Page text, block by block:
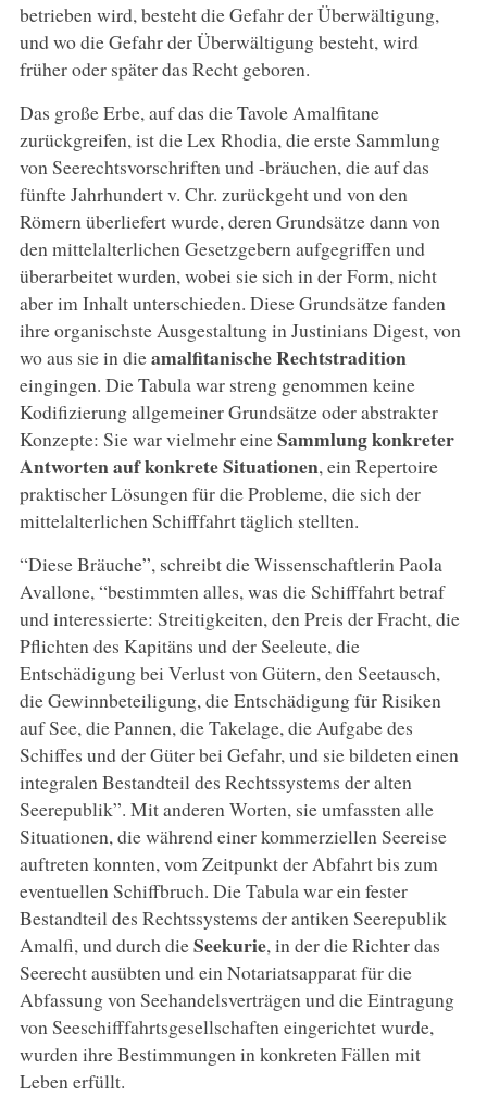
betrieben wird, besteht die Gefahr der Überwältigung,
und wo die Gefahr der Überwältigung besteht, wird
früher oder später das Recht geboren.
Das große Erbe, auf das die Tavole Amalfitane
zurückgreifen, ist die Lex Rhodia, die erste Sammlung
von Seerechtsvorschriften und -bräuchen, die auf das
fünfte Jahrhundert v. Chr. zurückgeht und von den
Römern überliefert wurde, deren Grundsätze dann von
den mittelalterlichen Gesetzgebern aufgegriffen und
überarbeitet wurden, wobei sie sich in der Form, nicht
aber im Inhalt unterschieden. Diese Grundsätze fanden
ihre organischste Ausgestaltung in Justinians Digest, von
wo aus sie in dieamalfitanische Rechtstradition
eingingen. Die Tabula war streng genommen keine
Kodifizierung allgemeiner Grundsätze oder abstrakter
Konzepte: Sie war vielmehr eineSammlung konkreter
Antworten auf konkrete Situationen, ein Repertoire
praktischer Lösungen für die Probleme, die sich der
mittelalterlichen Schifffahrt täglich stellten.
“Diese Bräuche”, schreibt die Wissenschaftlerin Paola
Avallone, “bestimmten alles, was die Schifffahrt betraf
und interessierte: Streitigkeiten, den Preis der Fracht, die
Pflichten des Kapitäns und der Seeleute, die
Entschädigung bei Verlust von Gütern, den Seetausch,
die Gewinnbeteiligung, die Entschädigung für Risiken
auf See, die Pannen, die Takelage, die Aufgabe des
Schiffes und der Güter bei Gefahr, und sie bildeten einen
integralen Bestandteil des Rechtssystems der alten
Seerepublik”. Mit anderen Worten, sie umfassten alle
Situationen, die während einer kommerziellen Seereise
auftreten konnten, vom Zeitpunkt der Abfahrt bis zum
eventuellen Schiffbruch. Die Tabula war ein fester
Bestandteil des Rechtssystems der antiken Seerepublik
Amalfi, und durch dieSeekurie, in der die Richter das
Seerecht ausübten und ein Notariatsapparat für die
Abfassung von Seehandelsverträgen und die Eintragung
von Seeschifffahrtsgesellschaften eingerichtet wurde,
wurden ihre Bestimmungen in konkreten Fällen mit
Leben erfüllt.